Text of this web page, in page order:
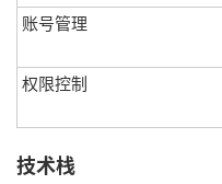
账号管理
权限控制
技术栈